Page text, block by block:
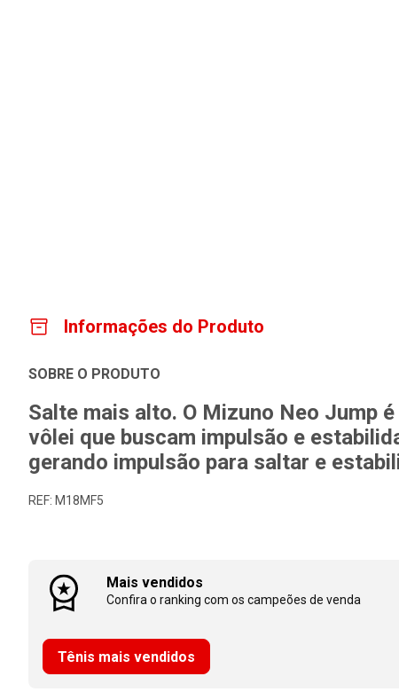
Informações do Produto
SOBRE O PRODUTO
Salte mais alto. O Mizuno Neo Jump
vôlei que buscam impulsão e
gerando impulsão para saltar e
REF: M18MF5
Mais vendidos
Confira o ranking com os campeões de venda
Tênis mais vendidos